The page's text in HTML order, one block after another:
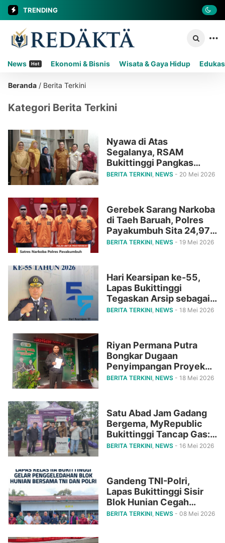
TRENDING
News Hot Ekonomi & Bisnis Wisata & Gaya Hidup
Beranda / Berita Terkini
Kategori Berita Terkini
Nyawa di Atas
Segalanya, RSAM
Bukittinggi Pangkas
Birokrasi Layanan Darah
BERITA TERKINI, NEWS - 20 Mei 2026
Gerebek Sarang Narkoba
di Taeh Baruah, Polres
Payakumbuh Sita 24,97
Gram Sabu dan Ringkus
BERITA TERKINI, NEWS - 19 Mei 2026
Hari Kearsipan ke-55,
Lapas Bukittinggi
Tegaskan Arsip sebagai
Tulang Punggung
BERITA TERKINI, NEWS - 18 Mei 2026
Riyan Permana Putra
Bongkar Dugaan
Penyimpangan Proyek
DPRD Bukittinggi Senilai
BERITA TERKINI, NEWS - 18 Mei 2026
Satu Abad Jam Gadang
Bergema, MyRepublic
Bukittinggi Tancap Gas:
Internet 200 Mbps
Hadir
BERITA TERKINI, NEWS - 16 Mei 2026
Gandeng TNI-Polri,
Lapas Bukittinggi Sisir
Blok Hunian Cegah
Narkoba dan HP Ilegal
BERITA TERKINI, NEWS - 08 Mei 2026